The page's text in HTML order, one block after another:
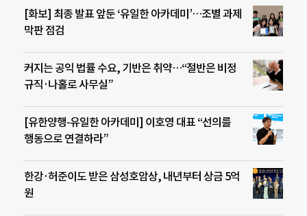
[화보] 최종 발표 앞둔 ‘유일한 아카데미’…조별 과제
막판 점검
커지는 공익 법률 수요, 기반은 취약…“절반은 비정
규직·나홀로 사무실”
[유한양행-유일한 아카데미] 이호영 대표 “선의를
행동으로 연결하라”
한강·허준이도 받은 삼성호암상, 내년부터 상금 5억
원